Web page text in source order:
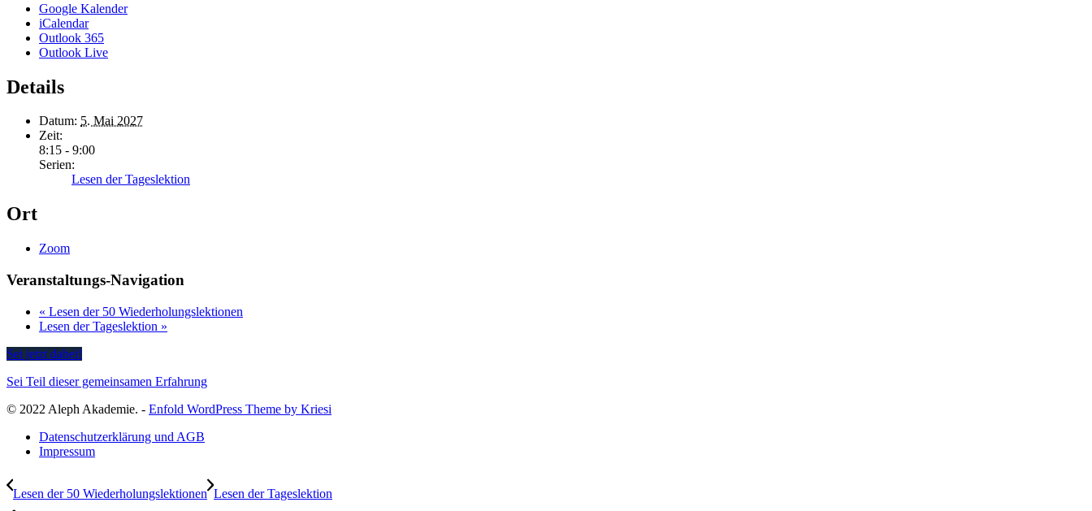
Google Kalender
iCalendar
Outlook 365
Outlook Live
Details
Datum: 5. Mai 2027
Zeit:
8:15 - 9:00
Serien:
Lesen der Tageslektion
Ort
Zoom
Veranstaltungs-Navigation
« Lesen der 50 Wiederholungslektionen
Lesen der Tageslektion »
Sei jetzt dabei!
Sei Teil dieser gemeinsamen Erfahrung
© 2022 Aleph Akademie. - Enfold WordPress Theme by Kriesi
Datenschutzerklärung und AGB
Impressum
Lesen der 50 Wiederholungslektionen Lesen der Tageslektion